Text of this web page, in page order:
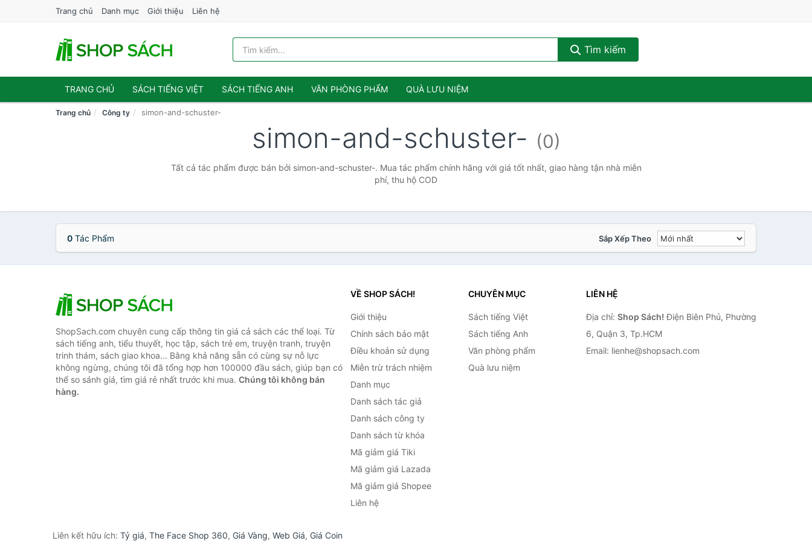
Trang chủ Danh mục Giới thiệu Liên hệ
Tìm kiếm
TRANG CHỦ SÁCH TIẾNG VIỆT SÁCH TIẾNG ANH VĂN PHÒNG PHẨM QUÀ LƯU NIỆM
Trang chủ Công ty simon-and-schuster-
simon-and-schuster- (0)
Tất cả tác phẩm được bán bởi simon-and-schuster-. Mua tác phẩm chính hãng với giá tốt nhất, giao hàng tận nhà miễn
phí, thu hộ COD
0 Tác Phẩm Sắp Xếp Theo
ShopSach.com chuyên cung cấp thông tin giá cả sách các thể loại. Từ
sách tiếng anh, tiểu thuyết, học tập, sách trẻ em, truyện tranh, truyện
trinh thám, sách giao khoa... Bằng khả năng sẵn có cùng sự nỗ lực
không ngừng, chúng tôi đã tổng hợp hơn 100000 đầu sách, giúp bạn có
thể so sánh giá, tìm giá rẻ nhất trước khi mua. Chúng tôi không bán
hàng.
VỀ SHOP SÁCH!
Giới thiệu
Chính sách bảo mật
Điều khoản sử dụng
Miễn trừ trách nhiệm
Danh mục
Danh sách tác giả
Danh sách công ty
Danh sách từ khóa
Mã giảm giá Tiki
Mã giảm giá Lazada
Mã giảm giá Shopee
Liên hệ
CHUYÊN MỤC
Sách tiếng Việt
Sách tiếng Anh
Văn phòng phẩm
Quà lưu niệm
LIÊN HỆ
Địa chỉ: Shop Sách! Điện Biên Phủ, Phường
6, Quận 3, Tp.HCM
Email: lienhe@shopsach.com
Liên kết hữu ích: Tỷ giá, The Face Shop 360, Giá Vàng, Web Giá, Giá Coin